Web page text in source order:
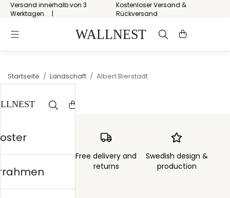
Versand innerhalb von 3
Werktagen
Kostenloser Versand &
Rückversand
Startseite / Landschaft / Albert Bierstadt
Order sent within Free delivery and
returns
Swedish design &
production